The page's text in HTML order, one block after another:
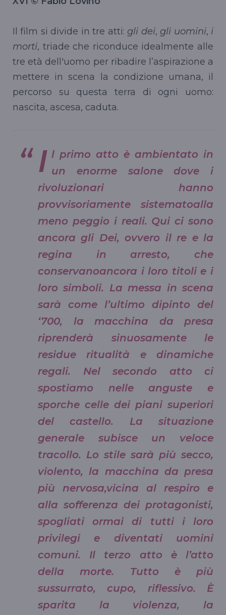
Il film si divide in tre atti: gli dei, gli uomini, i
morti, triade che riconduce idealmente alle
tre età dell'uomo per ribadire l’aspirazione a
mettere in scena la condizione umana, il
percorso su questa terra di ogni uomo:
nascita, ascesa, caduta.
I l primo atto è ambientato in
un enorme salone dove i
rivoluzionari hanno
provvisoriamente sistematoalla
meno peggio i reali. Qui ci sono
ancora gli Dei, ovvero il re e la
regina in arresto, che
conservanoancora i loro titoli e i
loro simboli. La messa in scena
sarà come l’ultimo dipinto del
‘700, la macchina da presa
riprenderà sinuosamente le
residue ritualità e dinamiche
regali. Nel secondo atto ci
spostiamo nelle anguste e
sporche celle dei piani superiori
del castello. La situazione
generale subisce un veloce
tracollo. Lo stile sarà più secco,
violento, la macchina da presa
più nervosa,vicina al respiro e
alla sofferenza dei protagonisti,
spogliati ormai di tutti i loro
privilegi e diventati uomini
comuni. Il terzo atto è l’atto
della morte. Tutto è più
sussurrato, cupo, riflessivo. È
sparita la violenza, la